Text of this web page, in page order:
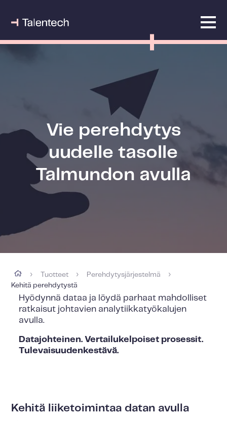
Vie perehdytys
uudelle tasolle
Talmundon avulla
› Tuotteet › Perehdytysjärjestelmä ›
Kehitä perehdytystä
Hyödynnä dataa ja löydä parhaat mahdolliset
ratkaisut johtavien analytiikkatyökalujen
avulla.
Datajohteinen. Vertailukelpoiset prosessit.
Tulevaisuudenkestävä.
Kehitä liiketoimintaa datan avulla